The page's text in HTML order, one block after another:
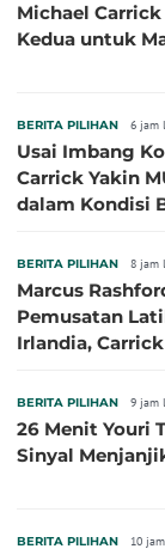
Michael
Kedua untuk
BERITA PILIHAN 6 jam
Usai Imbang
Carrick Yakin
dalam Kondisi
BERITA PILIHAN 8 jam
Marcus
Pemusatan
Irlandia,
BERITA PILIHAN 9 jam
26 Menit Youri
Sinyal
BERITA PILIHAN 10